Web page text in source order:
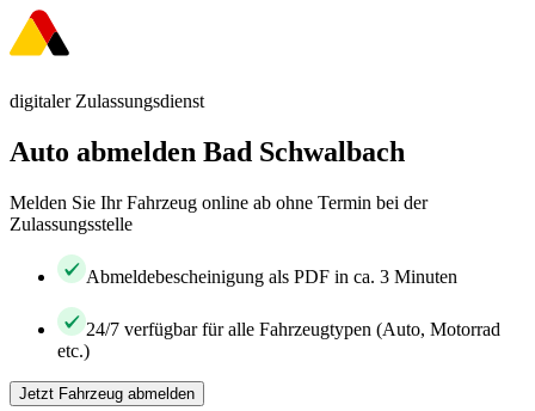
digitaler Zulassungsdienst
Auto abmelden Bad Schwalbach
Melden Sie Ihr Fahrzeug online ab ohne Termin bei der
Zulassungsstelle
Abmeldebescheinigung als PDF in ca. 3 Minuten
24/7 verfügbar für alle Fahrzeugtypen (Auto, Motorrad
etc.)
Jetzt Fahrzeug abmelden